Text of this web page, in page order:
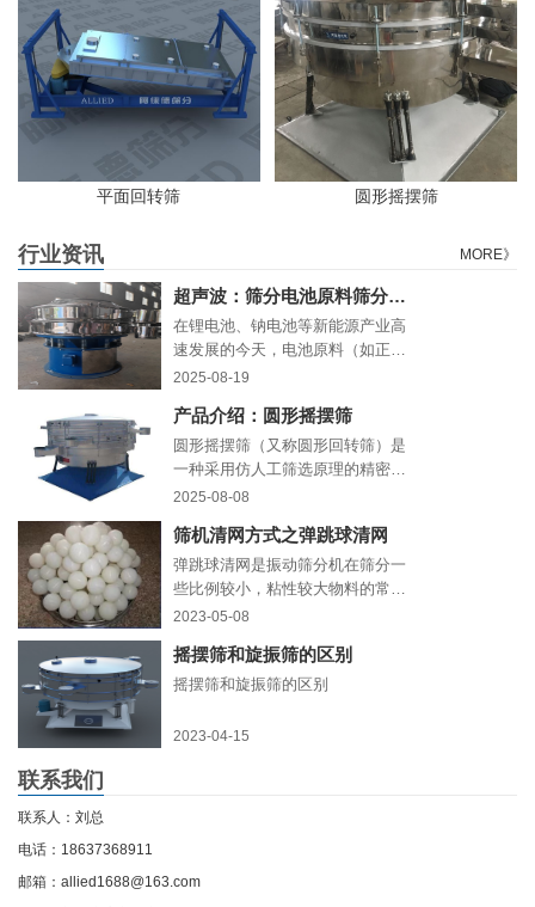
平面回转筛 圆形摇摆筛
行业资讯 MORE》
超声波：筛分电池原料筛分难题的“高精度利器
在锂电池、钠电池等新能源产业高
速发展的今天，电池原料（如正负
极材料、导电剂、隔膜粉末等）的
性能与安全性。传统振动筛分易堵
网、效率低，而超声波旋振筛凭
借“超声+旋振”双动力技术，正成为
电池材料精细化生产的核心设备。
2025-08-19
产品介绍：圆形摇摆筛
圆形摇摆筛（又称圆形回转筛）是
一种采用仿人工筛选原理的精密筛
分设备
2025-08-08
筛机清网方式之弹跳球清网
弹跳球清网是振动筛分机在筛分一
些比例较小，粘性较大物料的常用
的一种清网方式，弹跳球通常位于
上，通常，十公分之内防止5-8个弹
跳球即可。
2023-05-08
摇摆筛和旋振筛的区别
摇摆筛和旋振筛的区别
2023-04-15
联系我们
联系人：刘总
电话：18637368911
邮箱：allied1688@163.com